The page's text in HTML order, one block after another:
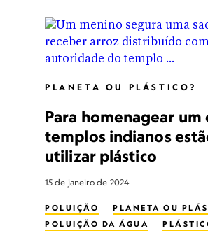
PLANETA OU PLÁSTICO?
Para homenagear
templos indianos
utilizar plástico
15 de janeiro de 2024
POLUIÇÃO
PLANETA OU
POLUIÇÃO DA ÁGUA